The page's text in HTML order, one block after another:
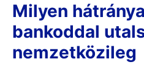
Milyen
bankoddal
nemzetközileg